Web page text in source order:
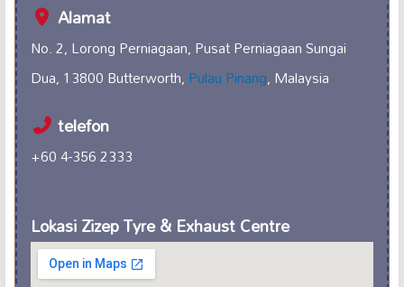
Alamat
No. 2, Lorong Perniagaan, Pusat Perniagaan Sungai
Dua, 13800 Butterworth,Pulau Pinang, Malaysia
telefon
+60 4-356 2333
Lokasi Zizep Tyre & Exhaust Centre